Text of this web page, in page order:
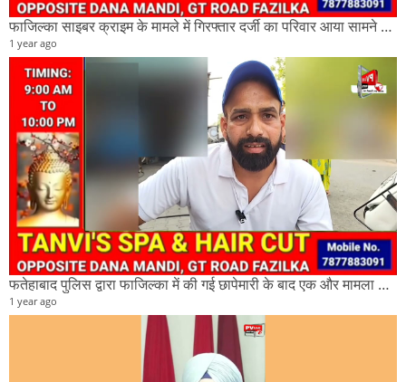
फाजिल्का साइबर क्राइम के मामले में गिरफ्तार दर्जी का परिवार आया सामने और क्या है इस मामले में
1 year ago
फतेहाबाद पुलिस द्वारा फाजिल्का में की गई छापेमारी के बाद एक और मामला आया सामने देखिए पूरी खबर।
1 year ago